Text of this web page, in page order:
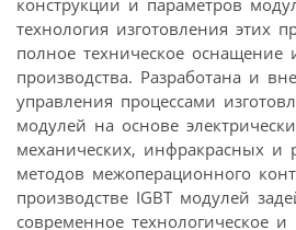
конструкции и параметров
технология изготовления этих
полное техническое оснащение
производства. Разработана и
управления процессами
модулей на основе
механических, инфракрасных и
методов межоперационного
производстве IGBT модулей
современное технологическое и